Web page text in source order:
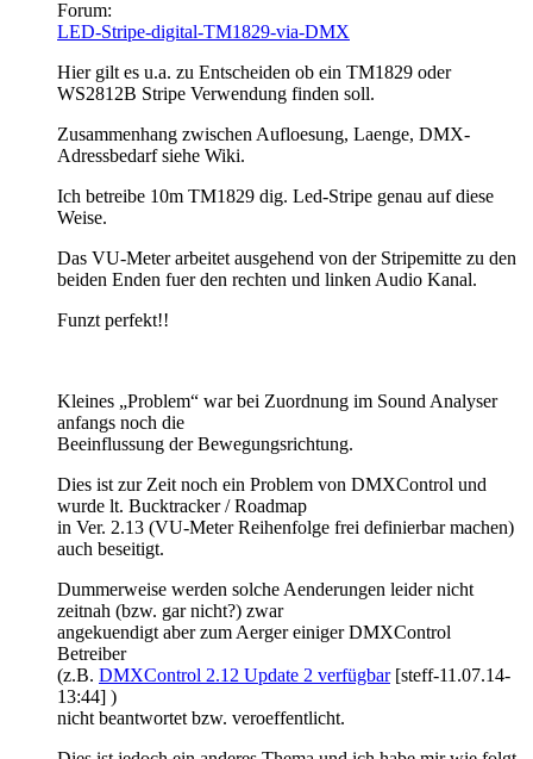
Forum:
LED-Stripe-digital-TM1829-via-DMX
Hier gilt es u.a. zu Entscheiden ob ein TM1829 oder
WS2812B Stripe Verwendung finden soll.
Zusammenhang zwischen Aufloesung, Laenge, DMX-
Adressbedarf siehe Wiki.
Ich betreibe 10m TM1829 dig. Led-Stripe genau auf diese
Weise.
Das VU-Meter arbeitet ausgehend von der Stripemitte zu den
beiden Enden fuer den rechten und linken Audio Kanal.
Funzt perfekt!!
Kleines „Problem“ war bei Zuordnung im Sound Analyser
anfangs noch die
Beeinflussung der Bewegungsrichtung.
Dies ist zur Zeit noch ein Problem von DMXControl und
wurde lt. Bucktracker / Roadmap
in Ver. 2.13 (VU-Meter Reihenfolge frei definierbar machen)
auch beseitigt.
Dummerweise werden solche Aenderungen leider nicht
zeitnah (bzw. gar nicht?) zwar
angekuendigt aber zum Aerger einiger DMXControl
Betreiber
(z.B. DMXControl 2.12 Update 2 verfügbar[steff-11.07.14-
13:44] )
nicht beantwortet bzw. veroeffentlicht.